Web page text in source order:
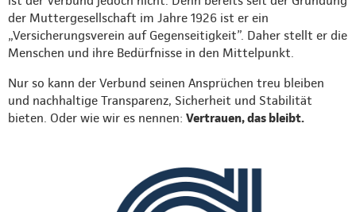
der Muttergesellschaft im Jahre 1926 ist er ein
„Versicherungsverein auf Gegenseitigkeit”. Daher stellt er die
Menschen und ihre Bedürfnisse in den Mittelpunkt.
Nur so kann der Verbund seinen Ansprüchen treu bleiben
und nachhaltige Transparenz, Sicherheit und Stabilität
bieten. Oder wie wir es nennen: Vertrauen, das bleibt.